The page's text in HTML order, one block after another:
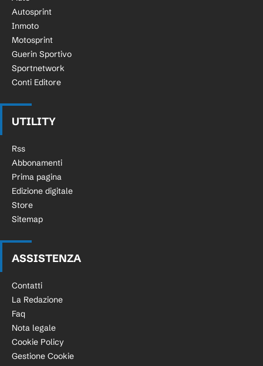
Autosprint
Inmoto
Motosprint
Guerin Sportivo
Sportnetwork
Conti Editore
UTILITY
Rss
Abbonamenti
Prima pagina
Edizione digitale
Store
Sitemap
ASSISTENZA
Contatti
La Redazione
Faq
Nota legale
Cookie Policy
Gestione Cookie